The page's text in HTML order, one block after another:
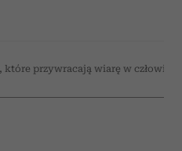
które przywracają wiarę w